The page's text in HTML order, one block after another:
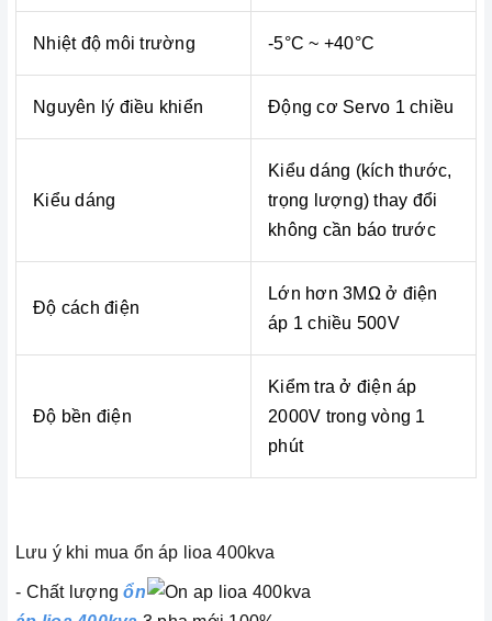
Nhiệt độ môi trường -5°C ~ +40°C
Nguyên lý điều khiển Động cơ Servo 1 chiều
Kiểu dáng
Kiểu dáng (kích thước,
trọng lượng) thay đổi
không cần báo trước
Độ cách điện
Lớn hơn 3MΩ ở điện
áp 1 chiều 500V
Độ bền điện
Kiểm tra ở điện áp
2000V trong vòng 1
phút
Lưu ý khi mua ổn áp lioa 400kva
- Chất lượngổn